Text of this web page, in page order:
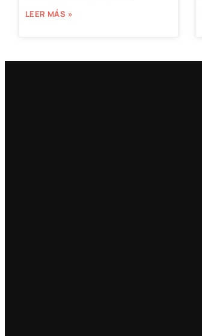
LEER MÁS »